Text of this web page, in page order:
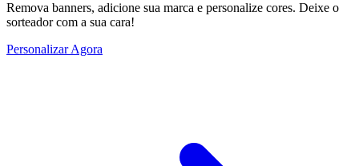
Remova banners, adicione sua marca e personalize cores. Deixe o
sorteador com a sua cara!
Personalizar Agora